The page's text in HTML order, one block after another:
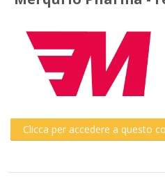
Clicca per accedere a questo